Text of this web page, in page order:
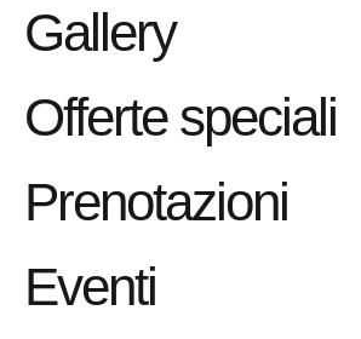
Gallery
Offerte speciali
Prenotazioni
Eventi